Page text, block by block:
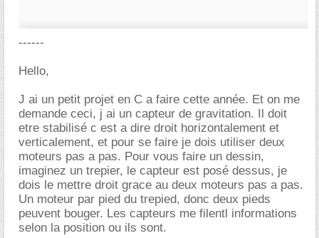
------
Hello,
J ai un petit projet en C a faire cette année. Et on me
demande ceci, j ai un capteur de gravitation. Il doit
etre stabilisé c est a dire droit horizontalement et
verticalement, et pour se faire je dois utiliser deux
moteurs pas a pas. Pour vous faire un dessin,
imaginez un trepier, le capteur est posé dessus, je
dois le mettre droit grace au deux moteurs pas a pas.
Un moteur par pied du trepied, donc deux pieds
peuvent bouger. Les capteurs me filentl informations
selon la position ou ils sont.